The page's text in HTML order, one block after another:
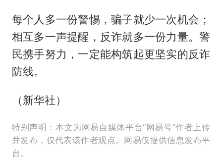
每个人多一份警惕，骗子就少一次机会；
相互多一声提醒，反诈就多一份力量。警
民携手努力，一定能构筑起更坚实的反诈
防线。
（新华社）
特别声明：本文为网易自媒体平台“网易号”作者上传
并发布，仅代表该作者观点。网易仅提供信息发布平
台。